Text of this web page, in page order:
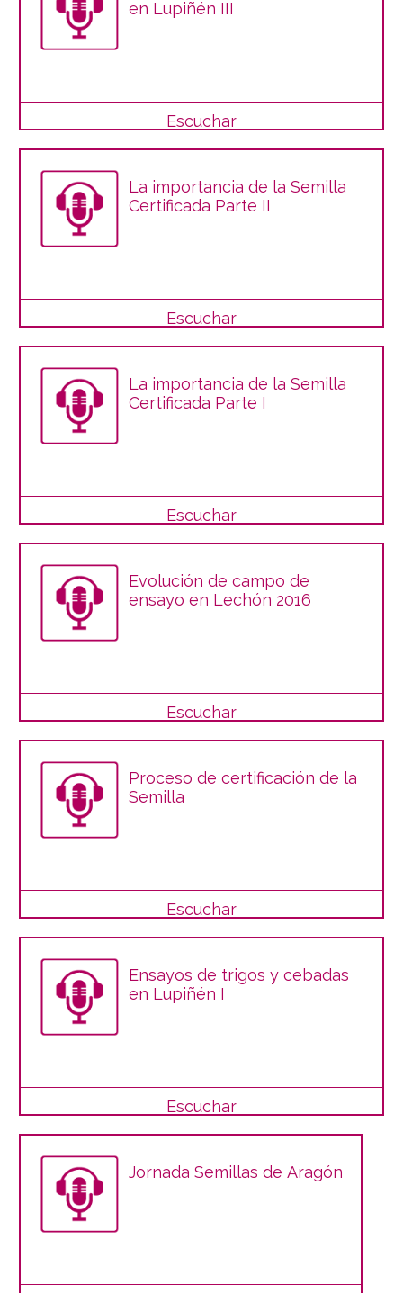
en Lupiñén III
Escuchar
La importancia de la Semilla
Certificada Parte II
Escuchar
La importancia de la Semilla
Certificada Parte I
Escuchar
Evolución de campo de
ensayo en Lechón 2016
Escuchar
Proceso de certificación de la
Semilla
Escuchar
Ensayos de trigos y cebadas
en Lupiñén I
Escuchar
Jornada Semillas de Aragón